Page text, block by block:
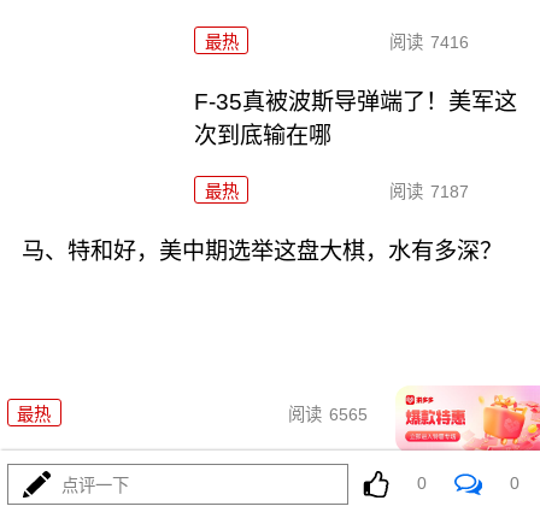
最热 阅读 7416
F-35真被波斯导弹端了！美军这
次到底输在哪
最热 阅读 7187
马、特和好，美中期选举这盘大棋，水有多深？
最热 阅读 6565 08-04
特朗普对波斯下狠手，为何在黎
明前戛然而止？
点评一下 0 0